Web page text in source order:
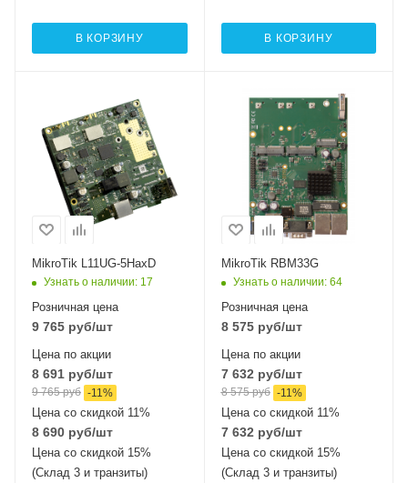
В КОРЗИНУ В КОРЗИНУ
оптические
интерфейсы
1xGigabit Ethernet
Wi-Fi интерфейсы
5 ГГц
802.11a/n/ac/ax
MikroTik L11UG-5HaxD
Узнать о наличии: 17
Розничная цена
9 765 руб/шт
Цена по акции
8 691 руб/шт
9 765руб -11 %
Цена со скидкой 11%
8 690 руб/шт
Цена со скидкой 15%
(Склад 3 и транзиты)
Проводные,
оптические
интерфейсы
3xGigabitEthernet
MikroTik RBM33G
Узнать о наличии: 64
Розничная цена
8 575руб/шт
Цена по акции
7 632 руб/шт
8 575руб -11 %
Цена со скидкой 11%
7 632 руб/шт
Цена со скидкой 15%
(Склад 3 и транзиты)